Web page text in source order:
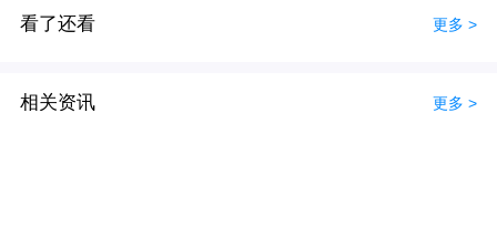
看了还看 更多 >
相关资讯 更多 >